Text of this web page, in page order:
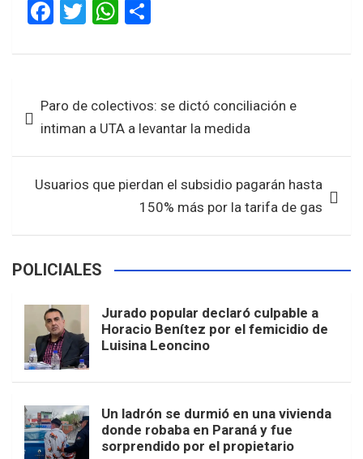
F
ce
o
o
k
T
tt
W
at
A
p
p
ar
de Paro de colectivos: se dictó conciliación e
intiman a UTA a levantar la medida
Usuarios que pierdan el subsidio pagarán hasta
150% más por la tarifa de gas
POLICIALES
Jurado popular declaró culpable a
Horacio Benítez por el femicidio de
Luisina Leoncino
Un ladrón se durmió en una vivienda
donde robaba en Paraná y fue
sorprendido por el propietario